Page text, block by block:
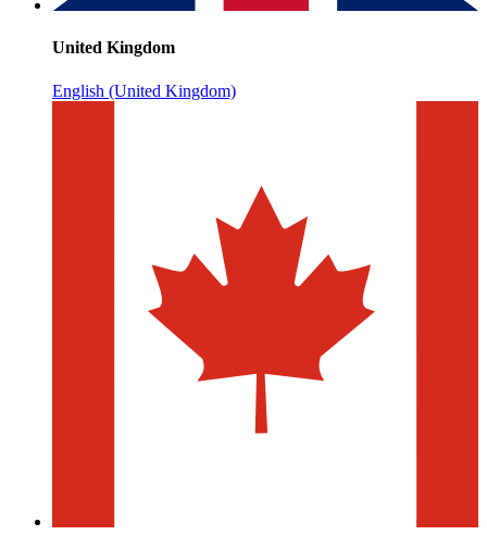
United Kingdom
English (United Kingdom)